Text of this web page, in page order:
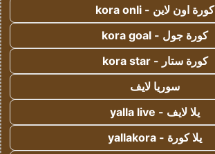
كورة اون لاين - kora onli
كورة جول - kora goal
كورة ستار - kora star
سوريا لايف
يلا لايف - yalla live
يلا كورة - yallakora